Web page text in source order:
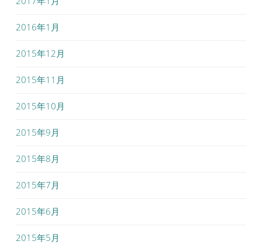
2016年1月
2015年12月
2015年11月
2015年10月
2015年9月
2015年8月
2015年7月
2015年6月
2015年5月